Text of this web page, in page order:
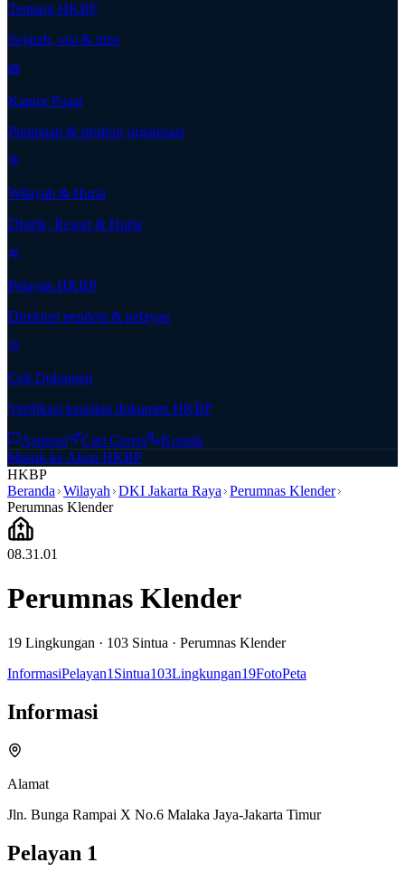
Tentang HKBP
Sejarah, visi & misi
Kantor Pusat
Pimpinan & struktur organisasi
Wilayah & Huria
Distrik, Resort & Huria
Pelayan HKBP
Direktori pendeta & pelayan
Cek Dokumen
Verifikasi keaslian dokumen HKBP
Aspirasi Cari Gereja
Kontak
Masuk ke Akun HKBP
HKBP
Beranda Wilayah DKI Jakarta Raya Perumnas Klender
Perumnas Klender
08.31.01
Perumnas Klender
19 Lingkungan · 103 Sintua · Perumnas Klender
InformasiPelayan1 Sintua103Lingkungan19FotoPeta
Informasi
Alamat
Jln. Bunga Rampai X No.6 Malaka Jaya-Jakarta Timur
Pelayan 1